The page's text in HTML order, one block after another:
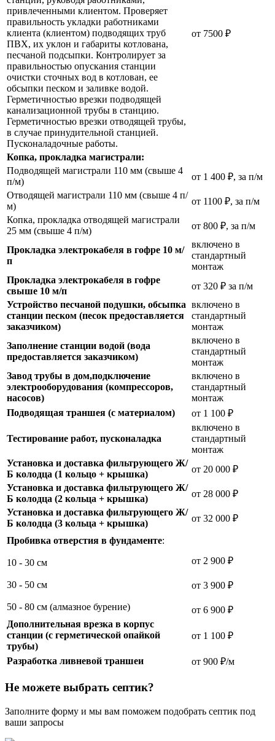
привлеченными клиентом. Проверяет
правильность укладки работниками
клиента (клиентом) подводящих труб
ПВХ, их уклон и габариты котлована,
песчаной подсыпки. Контролирует за
правильностью опускания станции
очистки сточных вод в котлован, ее
обсыпки песком и заливке водой.
Герметичностью врезки подводящей
канализационной трубы в станцию.
Герметичностью врезки отводящей трубы,
в случае принудительной станцией.
Пусконаладочные работы.
от 7500 ₽
Копка, прокладка магистрали:
Подводящей магистрали 110 мм (свыше 4
п/м)
от 1 400 ₽, за п/м
Отводящей магистрали 110 мм (свыше 4 п/
м)
от 1100 ₽, за п/м
Копка, прокладка отводящей магистрали
25 мм (свыше 4 п/м)
от 800 ₽, за п/м
Прокладка электрокабеля в гофре 10 м/
п
включено в
стандартный
монтаж
Прокладка электрокабеля в гофре
свыше 10 м/п
от 320 ₽ за п/м
Устройство песчаной подушки, обсыпка
станции песком (песок предоставляется
заказчиком)
включено в
стандартный
монтаж
Заполнение станции водой (вода
предоставляется заказчиком)
включено в
стандартный
монтаж
Завод трубы в дом,подключение
электрооборудования (компрессоров,
насосов)
включено в
стандартный
монтаж
Подводящая траншея (с материалом)
от 1 100 ₽
Тестирование работ, пусконаладка
включено в
стандартный
монтаж
Установка и доставка фильтрующего Ж/
Б колодца (1 кольцо + крышка)
от 20 000 ₽
Установка и доставка фильтрующего Ж/
Б колодца (2 кольца + крышка)
от 28 000 ₽
Установка и доставка фильтрующего Ж/
Б колодца (3 кольца + крышка)
от 32 000 ₽
Пробивка отверстия в фундаменте:
10 - 30 см
30 - 50 см
50 - 80 см (алмазное бурение)
от 2 900 ₽
от 3 900 ₽
от 6 900 ₽
Дополнительная врезка в корпус
станции (с герметической опайкой
трубы)
от 1 100 ₽
Разработка ливневой траншеи от 900 ₽/м
Не можете выбрать септик?
Заполните форму и мы вам поможем подобрать септик под
ваши запросы